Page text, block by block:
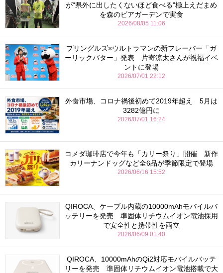
が“県外に出したくないほど食べる”極上えだまめ
を森のビアガーデンで実食
2026/08/05 11:06
プリングルズ×ウルトラマンの新フレーバー「ガ
ーリックバター」発表 片寄涼太さんが祝福イベ
ントに登場
2026/07/01 22:12
外食市場、コロナ禍後初めて2019年超え 5月は
3282億円に
2026/07/01 16:24
コメダ珈琲店で今年も「カリー祭り」開催 新作
カリーナンドッグなど全6品が季節限定で登場
2026/06/16 15:52
QIROCA、ケーブル内蔵の10000mAhモバイルバ
ッテリーを発売 準固体リチウムイオン電池採用
で安全性と携帯性を両立
2026/06/09 01:40
QIROCA、10000mAhのQi2対応モバイルバッテ
リーを発売 準固体リチウムイオン電池搭載で大